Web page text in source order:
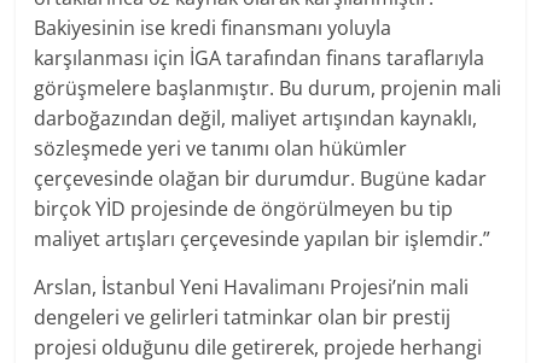
Bakiyesinin ise kredi finansmanı yoluyla
karşılanması için İGA tarafından finans taraflarıyla
görüşmelere başlanmıştır. Bu durum, projenin mali
darboğazından değil, maliyet artışından kaynaklı,
sözleşmede yeri ve tanımı olan hükümler
çerçevesinde olağan bir durumdur. Bugüne kadar
birçok YİD projesinde de öngörülmeyen bu tip
maliyet artışları çerçevesinde yapılan bir işlemdir.”
Arslan, İstanbul Yeni Havalimanı Projesi’nin mali
dengeleri ve gelirleri tatminkar olan bir prestij
projesi olduğunu dile getirerek, projede herhangi